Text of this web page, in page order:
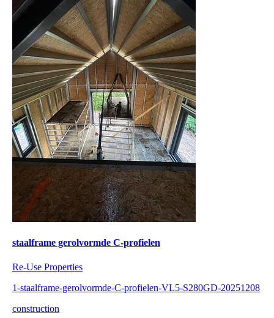
staalframe gerolvormde C-profielen
Re-Use Properties
1-staalframe-gerolvormde-C-profielen-VL5-S280GD-20251208
construction